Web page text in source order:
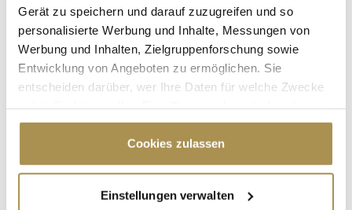
Gerät zu speichern und darauf zuzugreifen und so
personalisierte Werbung und Inhalte, Messungen von
Werbung und Inhalten, Zielgruppenforschung sowie
Entwicklung von Angeboten zu ermöglichen. Sie
entscheiden darüber, wer Ihre Daten für welche Zwecke
Cookie-Erklärung oder durch Klicken auf das Privacy
Trigger Symbol ändern oder widerrufen
Informationen über Ihre geografische Lage
Cookies zulassen
Einstellungen verwalten